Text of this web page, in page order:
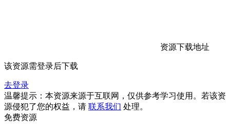
资源下载地址
该资源需登录后下载
去登录
温馨提示：本资源来源于互联网，仅供参考学习使用。若该资
源侵犯了您的权益，请 联系我们 处理。
免费资源